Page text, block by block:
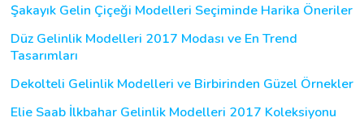
Şakayık Gelin Çiçeği Modelleri Seçiminde Harika Öneriler
Düz Gelinlik Modelleri 2017 Modası ve En Trend
Tasarımları
Dekolteli Gelinlik Modelleri ve Birbirinden Güzel Örnekler
Elie Saab İlkbahar Gelinlik Modelleri 2017 Koleksiyonu